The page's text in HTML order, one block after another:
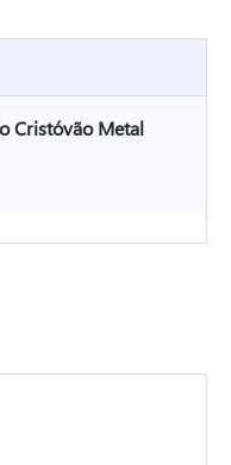
Cristóvão Metal